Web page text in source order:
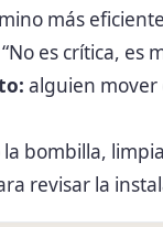
más
“No es crítica, es
alguien mover
bombilla,
revisar la